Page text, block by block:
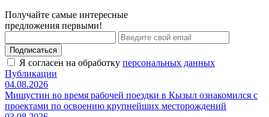
Получайте самые интересные
предложения первыми!
Подписаться
Я согласен на обработку персональных данных
Публикации
04.08.2026
Мишустин во время рабочей поездки в Кызыл ознакомился с
проектами по освоению крупнейших месторождений